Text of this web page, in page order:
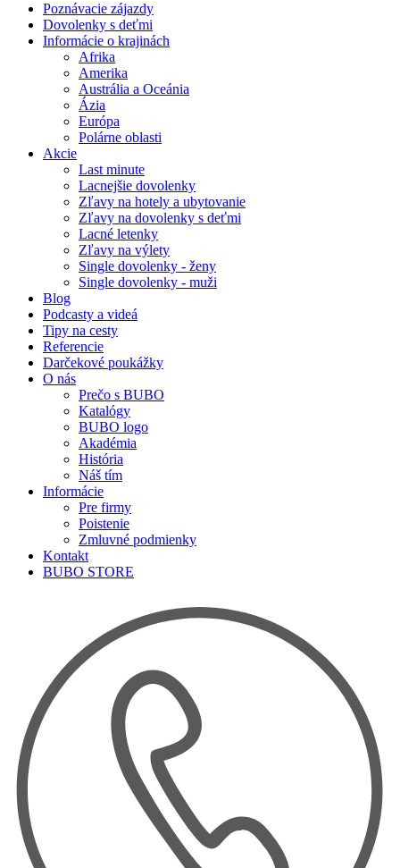
Poznávacie zájazdy
Dovolenky s deťmi
Informácie o krajinách
Afrika
Amerika
Austrália a Oceánia
Ázia
Európa
Polárne oblasti
Akcie
Last minute
Lacnejšie dovolenky
Zľavy na hotely a ubytovanie
Zľavy na dovolenky s deťmi
Lacné letenky
Zľavy na výlety
Single dovolenky - ženy
Single dovolenky - muži
Blog
Podcasty a videá
Tipy na cesty
Referencie
Darčekové poukážky
O nás
Prečo s BUBO
Katalógy
BUBO logo
Akadémia
História
Náš tím
Informácie
Pre firmy
Poistenie
Zmluvné podmienky
Kontakt
BUBO STORE